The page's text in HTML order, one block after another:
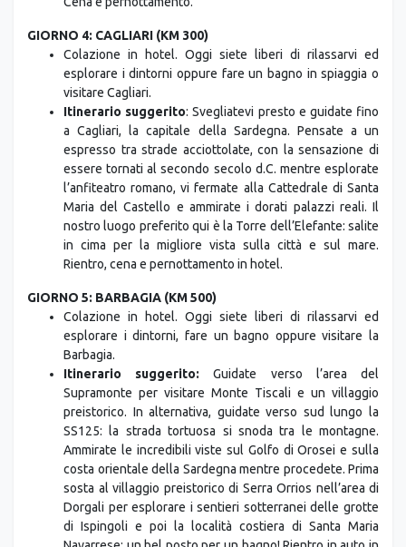
Colazione in hotel. Oggi siete liberi di rilassarvi ed
esplorare i dintorni oppure fare un bagno in spiaggia o
visitare Cagliari.
Itinerario suggerito
a Cagliari, la capitale della Sardegna. Pensate a un
espresso tra strade acciottolate, con la sensazione di
essere tornati al secondo secolo d.C. mentre esplorate
l’anfiteatro romano, vi fermate alla Cattedrale di Santa
Maria del Castello e ammirate i dorati palazzi reali. Il
nostro luogo preferito qui è la Torre dell’Elefante: salite
in cima per la migliore vista sulla città e sul mare.
Rientro, cena e pernottamento in hotel.
Colazione in hotel. Oggi siete liberi di rilassarvi ed
esplorare i dintorni, fare un bagno oppure visitare la
Barbagia.
Itinerario suggerito:
Supramonte per visitare Monte Tiscali e un villaggio
preistorico. In alternativa, guidate verso sud lungo la
SS125: la strada tortuosa si snoda tra le montagne.
Ammirate le incredibili viste sul Golfo di Orosei e sulla
costa orientale della Sardegna mentre procedete. Prima
sosta al villaggio preistorico di Serra Orrios nell’area di
Dorgali per esplorare i sentieri sotterranei delle grotte
di Ispingoli e poi la località costiera di Santa Maria
Navarrese: un bel posto per un bagno! Rientro in auto in